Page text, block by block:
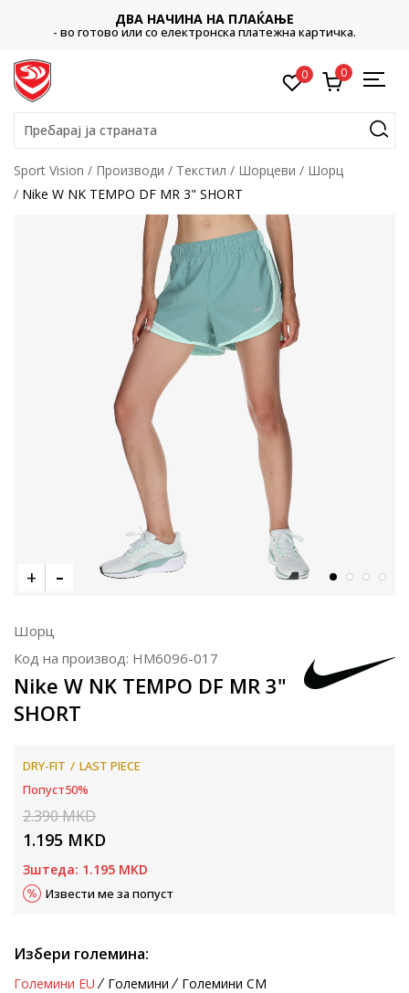
ДВА НАЧИНА НА ПЛАЌАЊЕ
- во готово или со електронска платежна картичка.
0 0
Пребарај ја страната
Sport Vision Производи Текстил Шорцеви
Шорц
Nike W NK TEMPO DF MR 3" SHORT
Шорц
Код на производ: HM6096-017
Nike W NK TEMPO DF MR 3"
SHORT
DRY-FIT
LAST PIECE
Попуст50%
2.390MKD
1.195 MKD
Зштеда: 1.195 MKD
Извести ме за попуст
Избери големина:
Големини EU Големини Големини CM